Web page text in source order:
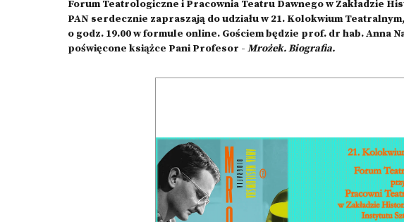
Forum Teatrologiczne i Pracownia Teatru Dawnego w Zakładzie
PAN serdecznie zapraszają do udziału w 21. Kolokwium
o godz. 19.00 w formule online. Gościem będzie prof. dr hab. Anna
poświęcone książce Pani Profesor - Mrożek. Biografia.